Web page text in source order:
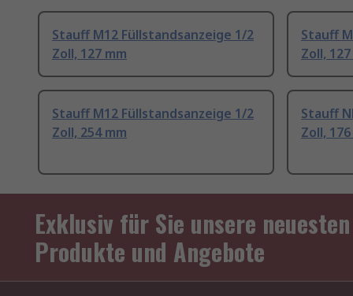
Stauff M12 Füllstandsanzeige 1/2
Zoll, 127 mm
Stauff
Zoll,
Stauff M12 Füllstandsanzeige 1/2
Zoll, 254 mm
Stauff
Zoll,
Exklusiv für Sie unsere neuesten
Produkte und Angebote